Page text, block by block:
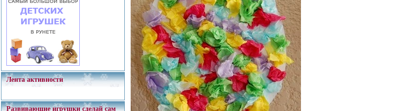
Лента активности
Развивающие игрушки сделай сам